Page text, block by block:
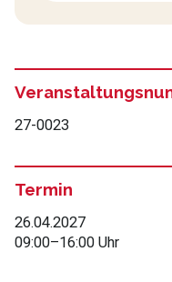
27-0023
Termin
26.04.2027
09:00–16:00 Uhr